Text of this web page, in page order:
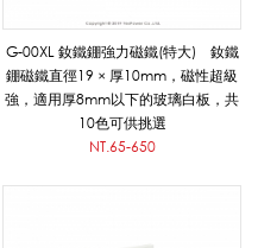
G-00XL 釹鐵錋強力磁鐵(特大) 釹鐵
錋磁鐵直徑19 × 厚10mm，磁性超級
強，適用厚8mm以下的玻璃白板，共
10色可供挑選
NT.65-650